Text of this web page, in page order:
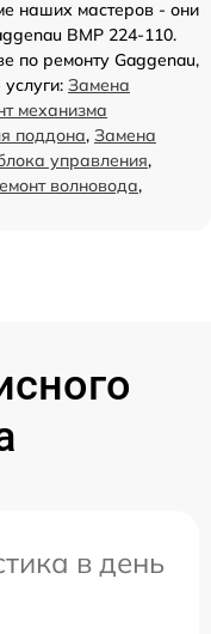
наших мастеров - они
BMP 224-110.
по ремонту Gaggenau,
Замена
механизма
поддона, Замена
управления,
волновода,
в день